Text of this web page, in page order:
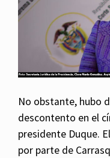
No obstante, hubo
descontento en el
presidente Duque.
por parte de